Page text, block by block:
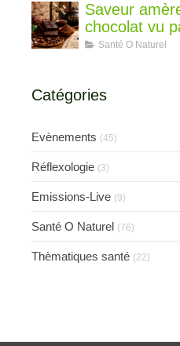
Saveur
chocolat vu
chinoise
Santé O Naturel
Catégories
Evènements (45)
Réflexologie (3)
Emissions-Live (9)
Santé O Naturel (76)
Thèmatiques santé (22)